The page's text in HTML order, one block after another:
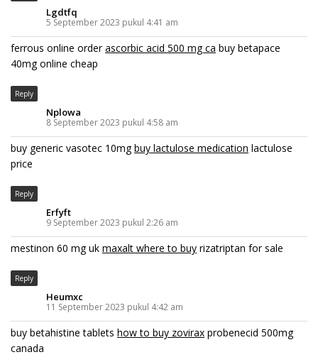
Lgdtfq
5 September 2023 pukul 4:41 am
ferrous online orderascorbic acid 500 mg ca buy betapace
40mg online cheap
Reply
Nplowa
8 September 2023 pukul 4:58 am
buy generic vasotec 10mgbuy lactulose medication lactulose
price
Reply
Erfyft
9 September 2023 pukul 2:26 am
mestinon 60 mg uk maxalt where to buy rizatriptan for sale
Reply
Heumxc
11 September 2023 pukul 4:42 am
buy betahistine tablets how to buy zovirax probenecid 500mg
canada